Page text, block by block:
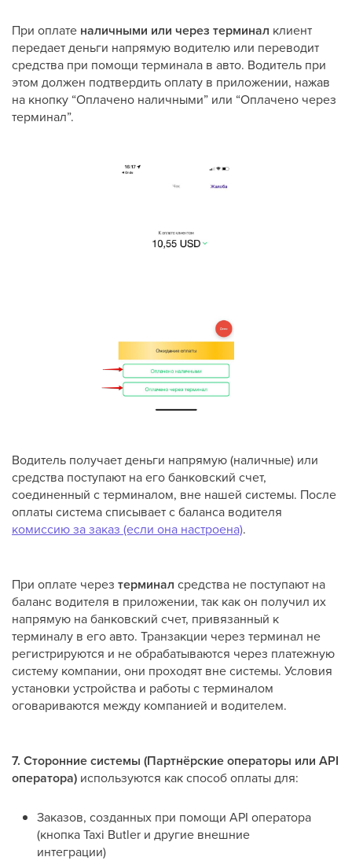
При оплате наличными или через терминал клиент
передает деньги напрямую водителю или переводит
средства при помощи терминала в авто. Водитель при
этом должен подтвердить оплату в приложении, нажав
на кнопку “Оплачено наличными” или “Оплачено через
терминал”.
Водитель получает деньги напрямую (наличные) или
средства поступают на его банковский счет,
соединенный с терминалом, вне нашей системы. После
оплаты система списывает с баланса водителя
комиссию за заказ (если она настроена).
При оплате через терминал средства не поступают на
баланс водителя в приложении, так как он получил их
напрямую на банковский счет, привязанный к
терминалу в его авто. Транзакции через терминал не
регистрируются и не обрабатываются через платежную
систему компании, они проходят вне системы. Условия
установки устройства и работы с терминалом
оговариваются между компанией и водителем.
7. Сторонние системы (Партнёрские операторы или API
оператора) используются как способ оплаты для:
Заказов, созданных при помощи API оператора
(кнопка Taxi Butler и другие внешние
интеграции)